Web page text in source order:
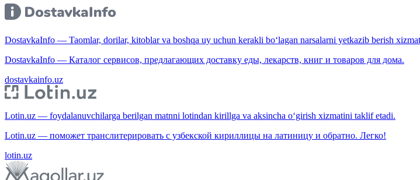
DostavkaInfo — Taomlar, dorilar, kitoblar va boshqa uy uchun kerakli bo‘lagan narsalarni yetkazib berish
DostavkaInfo — Каталог сервисов, предлагающих доставку еды, лекарств, книг и товаров для дома.
dostavkainfo.uz
Lotin.uz — foydalanuvchilarga berilgan matnni lotindan kirillga va aksincha o‘girish xizmatini taklif etadi.
Lotin.uz — поможет транслитерировать с узбекской кириллицы на латиницу и обратно. Легко!
lotin.uz